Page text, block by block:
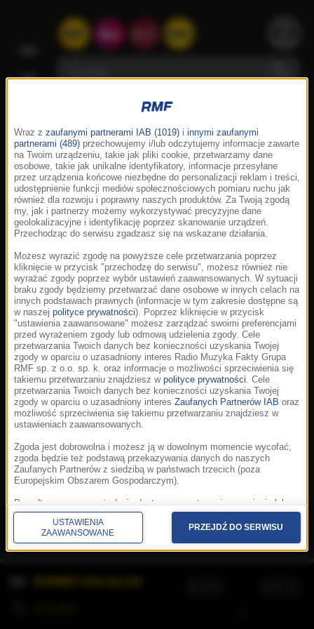
Korzystanie z portalu oznacza akceptację
Prywatność.Aplikacje.© 2026 Radio Muzyka
Fakty Grupa RMF sp. z o.o. sp. k.
Wraz z zaufanymi partnerami IAB (1019) i innymi zaufanymi
partnerami (489) przechowujemy i/lub odczytujemy informacje zawarte
na Twoim urządzeniu, takie jak pliki cookie, przetwarzamy dane
osobowe, takie jak unikalne identyfikatory, informacje przesyłane
przez urządzenia końcowe niezbędne do personalizacji reklam i treści,
udostępnienie funkcji mediów społecznościowych pomiaru ruchu jak
również dla rozwoju i poprawny naszych produktów. Za Twoją zgodą
my, jak i partnerzy możemy wykorzystywać precyzyjne dane
geolokalizacyjne i identyfikację poprzez skanowanie urządzeń.
Przechodząc do serwisu zgadzasz się na wskazane działania.
Możesz wyrazić zgodę na powyższe cele przetwarzania poprzez
kliknięcie w przycisk "przechodzę do serwisu", możesz również nie
wyrażać zgody poprzez wybór ustawień zaawansowanych. W sytuacji
braku zgody będziemy przetwarzać dane osobowe w innych celach na
innych podstawach prawnych (informacje w tym zakresie dostępne są
w naszej polityce prywatności). Poprzez kliknięcie w przycisk
"ustawienia zaawansowane" możesz zarządzać swoimi preferencjami
przed wyrażeniem zgody lub odmową udzielenia zgody. Cele
przetwarzania Twoich danych bez konieczności uzyskania Twojej
zgody w oparciu o uzasadniony interes Radio Muzyka Fakty Grupa
RMF sp. z o.o. sp. k. oraz informacje o możliwości sprzeciwienia się
takiemu przetwarzaniu znajdziesz w polityce prywatności. Cele
przetwarzania Twoich danych bez konieczności uzyskania Twojej
zgody w oparciu o uzasadniony interes Zaufanych Partnerów IAB oraz
możliwość sprzeciwienia się takiemu przetwarzaniu znajdziesz w
ustawieniach zaawansowanych.
Zgoda jest dobrowolna i możesz ją w dowolnym momencie wycofać,
zgoda będzie też podstawą przekazywania danych do naszych
Zaufanych Partnerów z siedzibą w państwach trzecich (poza
Europejskim Obszarem Gospodarczym).
Ponadto masz prawo żądania dostępu, sprostowania, usunięcia lub
ograniczenia przetwarzania danych, a także złożenia skargi do
Prezesa Urzędu Ochrony Danych Osobowych. W polityce prywatności
znajdziesz informacje jak wykonać swoje prawa. Szczegółowe
informacje na temat przetwarzania Twoich danych znajdują się w
USTAWIENIA
ZAAWANSOWANE
PRZEJDŹ DO SERWISU